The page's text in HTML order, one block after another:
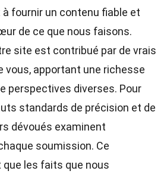
fournir un contenu fiable et
de ce que nous faisons.
site est contribué par de vrais
vous, apportant une richesse
perspectives diverses. Pour
standards de précision et de
dévoués examinent
soumission. Ce
les faits que nous